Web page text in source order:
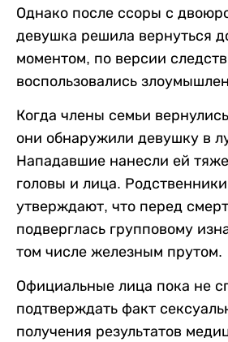
Однако после ссоры с
девушка решила вернуться
моментом, по версии
воспользовались
Когда члены семьи
они обнаружили девушку в
Нападавшие нанесли ей
головы и лица.
утверждают, что перед
подверглась групповому
том числе железным прутом.
Официальные лица пока не
подтверждать факт
получения результатов